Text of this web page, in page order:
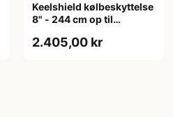
Keelshield kølbeskyttelse
8" - 244 cm op til
2.405,00 kr